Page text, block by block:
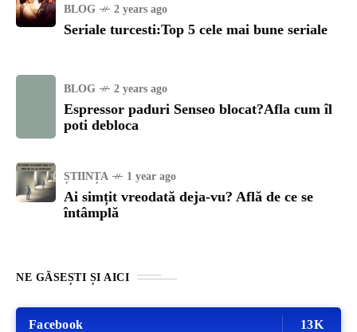
BLOG 2 years ago
Seriale turcesti:Top 5 cele mai bune seriale
BLOG 2 years ago
Espressor paduri Senseo blocat?Afla cum îl
poti debloca
ȘTIINȚA 1 year ago
Ai simțit vreodată deja-vu? Află de ce se
întâmplă
NE GĂSEȘTI ȘI AICI
Facebook 13K